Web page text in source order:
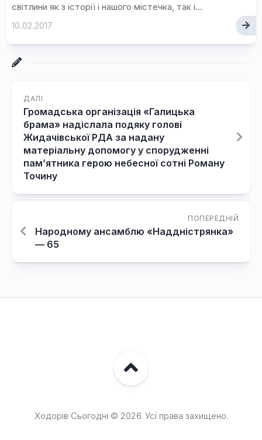
світлини як з історії і нашого містечка, так і...
10.02.2017
ДАЛІ
Громадська організація «Галицька
брама» надіслала подяку голові
Жидачівської РДА за надану
матеріальну допомогу у спорудженні
пам’ятника герою небесної сотні Роману
Точину
ПОПЕРЕДНІЙ
Народному ансамблю «Наддністрянка»
— 65
Ходорів Сьогодні © 2026. Усі права захищено.